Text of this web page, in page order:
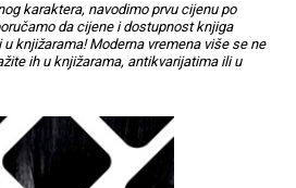
karaktera, navodimo prvu cijenu po
da cijene i dostupnost knjiga
knjižarama! Moderna vremena više se ne
ih u knjižarama, antikvarijatima ili u